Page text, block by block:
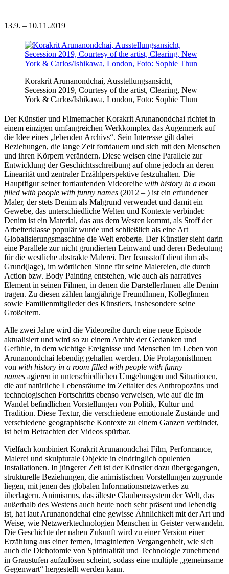
13.9. – 10.11.2019
Korakrit Arunanondchai, Ausstellungsansicht,
Secession 2019, Courtesy of the artist, Clearing, New
York & Carlos/Ishikawa, London, Foto: Sophie Thun
Der Künstler und Filmemacher Korakrit Arunanondchai richtet in
einem einzigen umfangreichen Werkkomplex das Augenmerk auf
die Idee eines „lebenden Archivs“. Sein Interesse gilt dabei
Beziehungen, die lange Zeit fortdauern und sich mit den Menschen
und ihren Körpern verändern. Diese weisen eine Parallele zur
Entwicklung der Geschichtsschreibung auf ohne jedoch an deren
Linearität und zentraler Erzählperspektive festzuhalten. Die
Hauptfigur seiner fortlaufenden Videoreihe with history in a room
filled with people with funny names (2012 – ) ist ein erfundener
Maler, der stets Denim als Malgrund verwendet und damit ein
Gewebe, das unterschiedliche Welten und Kontexte verbindet:
Denim ist ein Material, das aus dem Westen kommt, als Stoff der
Arbeiterklasse populär wurde und schließlich als eine Art
Globalisierungsmaschine die Welt eroberte. Der Künstler sieht darin
eine Parallele zur nicht grundierten Leinwand und deren Bedeutung
für die westliche abstrakte Malerei. Der Jeansstoff dient ihm als
Grund(lage), im wörtlichen Sinne für seine Malereien, die durch
Action bzw. Body Painting entstehen, wie auch als narratives
Element in seinen Filmen, in denen die DarstellerInnen alle Denim
tragen. Zu diesen zählen langjährige FreundInnen, KollegInnen
sowie Familienmitglieder des Künstlers, insbesondere seine
Großeltern.
Alle zwei Jahre wird die Videoreihe durch eine neue Episode
aktualisiert und wird so zu einem Archiv der Gedanken und
Gefühle, in dem wichtige Ereignisse und Menschen im Leben von
Arunanondchai lebendig gehalten werden. Die ProtagonistInnen
von with history in a room filled with people with funny
names agieren in unterschiedlichen Umgebungen und Situationen,
die auf natürliche Lebensräume im Zeitalter des Anthropozäns und
technologischen Fortschritts ebenso verweisen, wie auf die im
Wandel befindlichen Vorstellungen von Politik, Kultur und
Tradition. Diese Textur, die verschiedene emotionale Zustände und
verschiedene geographische Kontexte zu einem Ganzen verbindet,
ist beim Betrachten der Videos spürbar.
Vielfach kombiniert Korakrit Arunanondchai Film, Performance,
Malerei und skulpturale Objekte in eindringlich opulenten
Installationen. In jüngerer Zeit ist der Künstler dazu übergegangen,
strukturelle Beziehungen, die animistischen Vorstellungen zugrunde
liegen, mit jenen des globalen Informations­netzwerkes zu
überlagern. Animismus, das älteste Glaubenssystem der Welt, das
außerhalb des Westens auch heute noch sehr präsent und lebendig
ist, hat laut Arunanondchai eine gewisse Ähnlichkeit mit der Art und
Weise, wie Netzwerktechnologien Menschen in Geister verwandeln.
Die Geschichte der nahen Zukunft wird zu einer Version einer
Erzählung aus einer fernen, imaginierten Vergangenheit, wie sich
auch die Dichotomie von Spiritualität und Technologie zunehmend
in Graustufen aufzulösen scheint, sodass eine multiple „gemeinsame
Gegenwart“ hergestellt werden kann.